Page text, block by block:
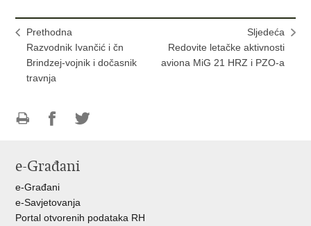
Prethodna
Razvodnik Ivančić i čn
Brindzej-vojnik i dočasnik
travnja
Sljedeća
Redovite letačke aktivnosti
aviona MiG 21 HRZ i PZO-a
FacebookuTwitteru
e-Građani
e-Građani
e-Savjetovanja
Portal otvorenih podataka RH